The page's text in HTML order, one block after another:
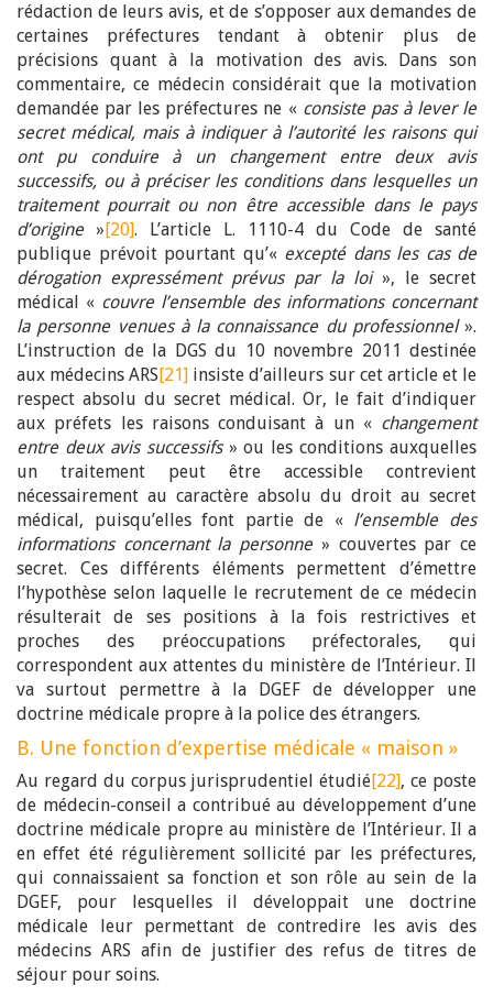
rédaction de leurs avis, et de s’opposer aux demandes de
certaines préfectures tendant à obtenir plus de
précisions quant à la motivation des avis. Dans son
commentaire, ce médecin considérait que la motivation
demandée par les préfectures ne « consiste pas à lever le
secret médical, mais à indiquer à l’autorité les raisons qui
ont pu conduire à un changement entre deux avis
successifs, ou à préciser les conditions dans lesquelles un
traitement pourrait ou non être accessible dans le pays
d’origine»[20]. L’article L. 1110-4 du Code de santé
publique prévoit pourtant qu’« excepté dans les cas de
dérogation expressément prévus par la loi», le secret
médical « couvre l’ensemble des informations concernant
la personne venues à la connaissance du professionnel ».
L’instruction de la DGS du 10 novembre 2011 destinée
aux médecins ARS[21] insiste d’ailleurs sur cet article et le
respect absolu du secret médical. Or, le fait d’indiquer
aux préfets les raisons conduisant à un « changement
entre deux avis successifs» ou les conditions auxquelles
un traitement peut être accessible contrevient
nécessairement au caractère absolu du droit au secret
médical, puisqu’elles font partie de « l’ensemble des
informations concernant la personne» couvertes par ce
secret. Ces différents éléments permettent d’émettre
l’hypothèse selon laquelle le recrutement de ce médecin
résulterait de ses positions à la fois restrictives et
proches des préoccupations préfectorales, qui
correspondent aux attentes du ministère de l’Intérieur. Il
va surtout permettre à la DGEF de développer une
doctrine médicale propre à la police des étrangers.
B. Une fonction d’expertise médicale « maison »
Au regard du corpus jurisprudentiel étudié[22], ce poste
de médecin-conseil a contribué au développement d’une
doctrine médicale propre au ministère de l’Intérieur. Il a
en effet été régulièrement sollicité par les préfectures,
qui connaissaient sa fonction et son rôle au sein de la
DGEF, pour lesquelles il développait une doctrine
médicale leur permettant de contredire les avis des
médecins ARS afin de justifier des refus de titres de
séjour pour soins.